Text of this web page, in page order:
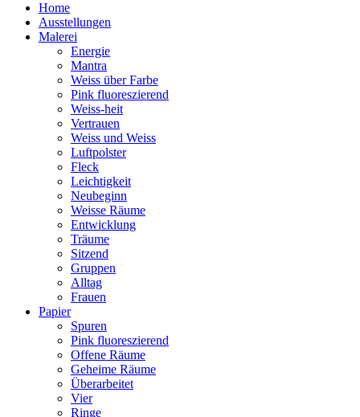
Home
Ausstellungen
Malerei
Energie
Mantra
Weiss über Farbe
Pink fluoreszierend
Weiss-heit
Vertrauen
Weiss und Weiss
Luftpolster
Fleck
Leichtigkeit
Neubeginn
Weisse Räume
Entwicklung
Träume
Sitzend
Gruppen
Alltag
Frauen
Papier
Spuren
Pink fluoreszierend
Offene Räume
Geheime Räume
Überarbeitet
Vier
Ringe